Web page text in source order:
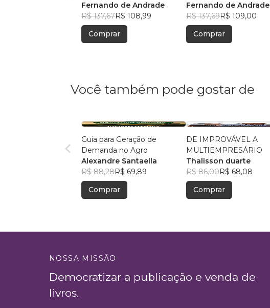
Fernando de Andrade
R$ 137,67R$ 108,99
Comprar
Fernando de Andrade
R$ 137,69R$ 109,00
Comprar
Você também pode gostar de
Guia para Geração de
Demanda no Agro
Alexandre Santaella
R$ 88,28R$ 69,89
Comprar
DE IMPROVÁVEL A
MULTIEMPRESÁRIO
Thalisson duarte
R$ 86,00R$ 68,08
Comprar
NOSSA MISSÃO
Democratizar a publicação e venda de
livros.